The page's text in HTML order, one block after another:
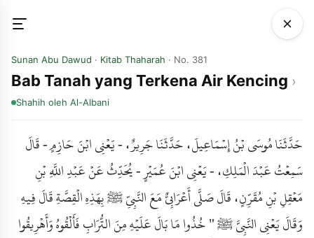
Sunan Abu Dawud · Kitab Thaharah · No. 381
Bab Tanah yang Terkena Air Kencing
Shahih oleh Al-Albani
حَدَّثَنَا مُوسَى بْنُ إِسْمَاعِيلَ، حَدَّثَنَا جَرِيرٌ، - يَعْنِي ابْنَ حَازِمٍ - قَالَ
سَمِعْتُ عَبْدَ الْمَلِكِ، - يَعْنِي ابْنَ عُمَيْرٍ - يُحَدِّثُ عَنْ عَبْدِ اللَّهِ بْنِ
مَعْقِلِ بْنِ مُقَرِّنٍ، قَالَ صَلَّى أَعْرَابِيٌّ مَعَ النَّبِيِّ ﷺ بِهَذِهِ الْقِصَّةِ قَالَ فِيهِ
وَقَالَ يَعْنِي النَّبِيَّ ﷺ " خُذُوا مَا بَالَ عَلَيْهِ مِنَ التُّرَابِ فَأَلْقُوهُ وَأَهْرِيقُوا